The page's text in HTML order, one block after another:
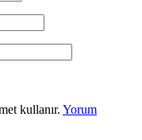
kullanır. Yorum